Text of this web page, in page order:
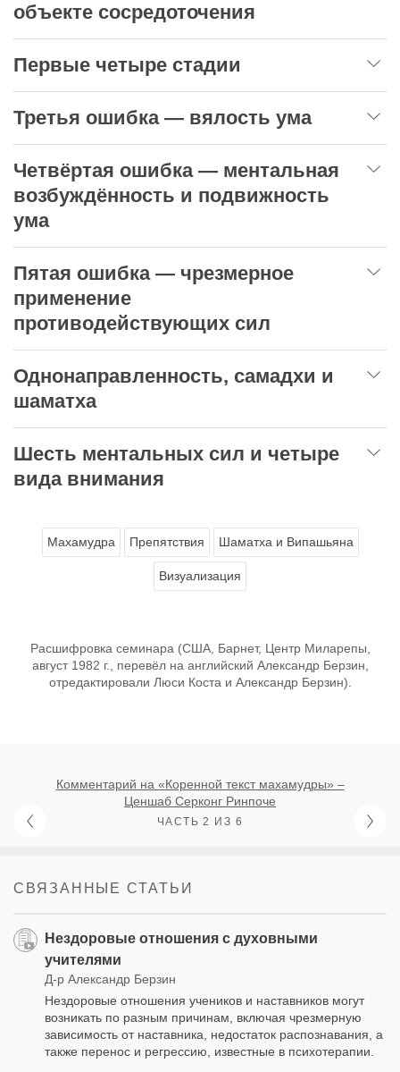
объекте сосредоточения
Первые четыре стадии
Третья ошибка — вялость ума
Четвёртая ошибка — ментальная
возбуждённость и подвижность
ума
Пятая ошибка — чрезмерное
применение
противодействующих сил
Однонаправленность, самадхи и
шаматха
Шесть ментальных сил и четыре
вида внимания
Махамудра Препятствия Шаматха и Випашьяна
Визуализация
Расшифровка семинара (США, Барнет, Центр Миларепы,
август 1982 г., перевёл на английский Александр Берзин,
отредактировали Люси Коста и Александр Берзин).
Комментарий на «Коренной текст махамудры» –
Ценшаб Серконг Ринпоче
ЧАСТЬ 2 ИЗ 6
СВЯЗАННЫЕ СТАТЬИ
Нездоровые отношения с духовными
учителями
Д-р Александр Берзин
Нездоровые отношения учеников и наставников могут
возникать по разным причинам, включая чрезмерную
зависимость от наставника, недостаток распознавания, а
также перенос и регрессию, известные в психотерапии.